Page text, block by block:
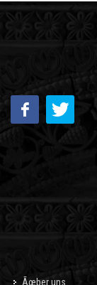
Ãœber uns